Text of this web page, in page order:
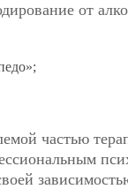
от
частью